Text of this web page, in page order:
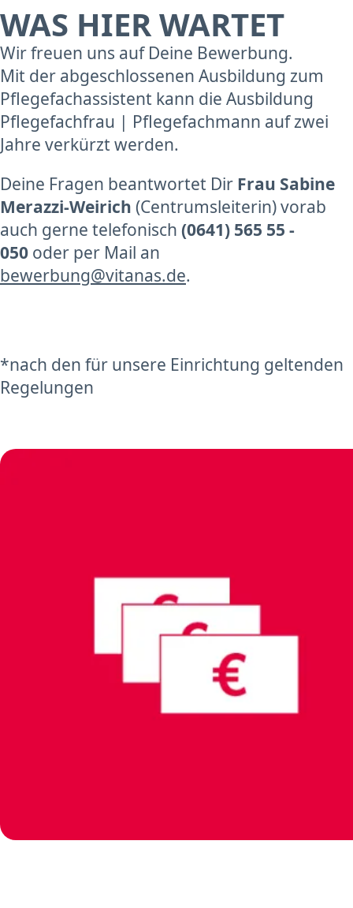
WAS HIER WARTET
Wir freuen uns auf Deine Bewerbung.
Mit der abgeschlossenen Ausbildung zum
Pflegefachassistent kann die Ausbildung
Pflegefachfrau | Pflegefachmann auf zwei
Jahre verkürzt werden.
Deine Fragen beantwortet Dir Frau Sabine
Merazzi-Weirich (Centrumsleiterin) vorab
auch gerne telefonisch (0641) 565 55 -
050 oder per Mail an
bewerbung@vitanas.de.
*nach den für unsere Einrichtung geltenden
Regelungen